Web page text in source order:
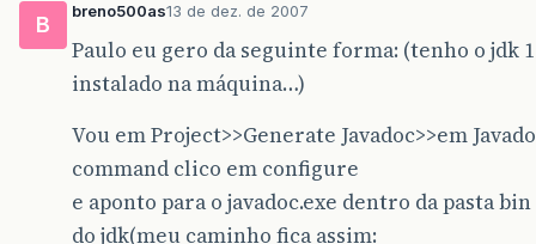
B
breno500as13 de dez. de 2007
Paulo eu gero da seguinte forma: (tenho o jdk
instalado na máquina…)
Vou em Project>>Generate Javadoc>>em
command clico em configure
e aponto para o javadoc.exe dentro da pasta bin
do jdk(meu caminho fica assim: